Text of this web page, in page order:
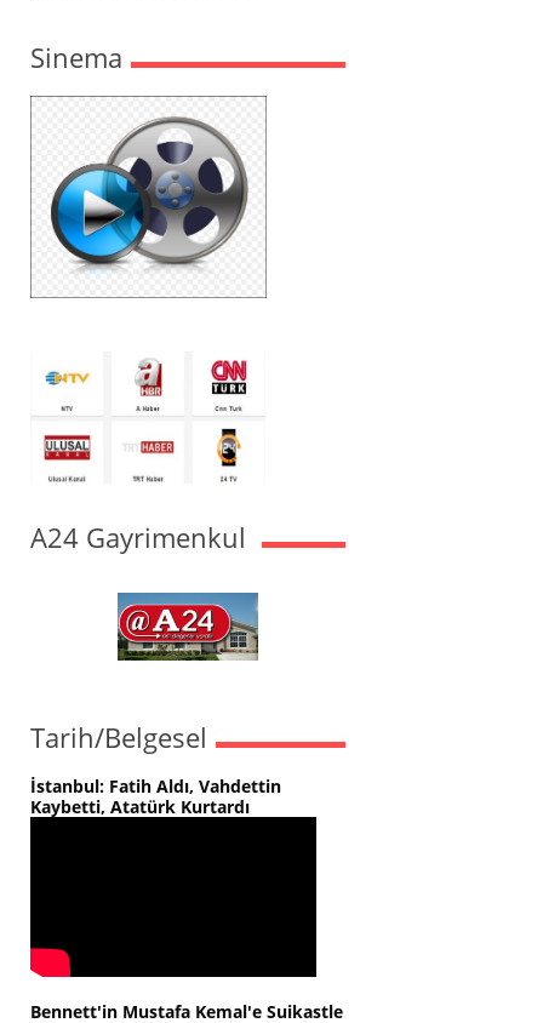
Sinema
A24 Gayrimenkul
Tarih/Belgesel
İstanbul: Fatih Aldı, Vahdettin
Kaybetti, Atatürk Kurtardı
Bennett'in Mustafa Kemal'e Suikastle